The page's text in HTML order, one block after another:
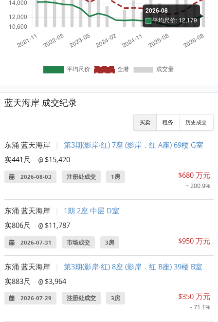
蓝天海岸 成交纪录
买卖 租务 历史成交
东涌 蓝天海岸
第3期(影岸‧红) 7座 (影岸．红 A座) 69楼 G室
实441尺
@ $15,420
2026-08-03 注册处成交 1房 $680 万元
+ 200.9%
东涌 蓝天海岸
1期 2座 中层 D室
实806尺
@ $11,787
2026-07-31 市场成交 3房 $950 万元
东涌 蓝天海岸
第3期(影岸‧红) 8座 (影岸．红 B座) 39楼 B室
实883尺
@ $3,964
2026-07-29 注册处成交 3房 $350 万元
- 71.1%